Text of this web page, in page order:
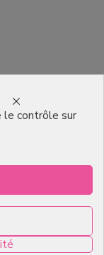
le contrôle sur